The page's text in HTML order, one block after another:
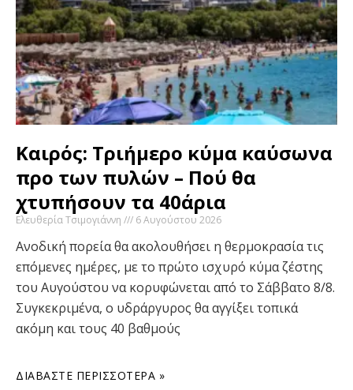
Καιρός: Τριήμερο κύμα καύσωνα
προ των πυλών – Πού θα
χτυπήσουν τα 40άρια
Ελευθερία Τσιμογιάννη 6 Αυγούστου 2026
Ανοδική πορεία θα ακολουθήσει η θερμοκρασία τις
επόμενες ημέρες, με το πρώτο ισχυρό κύμα ζέστης
του Αυγούστου να κορυφώνεται από το Σάββατο 8/8.
Συγκεκριμένα, ο υδράργυρος θα αγγίξει τοπικά
ακόμη και τους 40 βαθμούς
ΔΙΑΒΆΣΤΕ ΠΕΡΙΣΣΌΤΕΡΑ »